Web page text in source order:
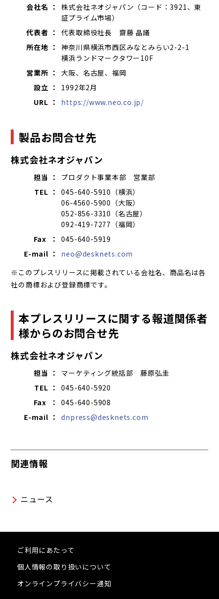
会社名 ：
株式会社ネオジャパン（コード：3921、東
証プライム市場）
代表者 ：
代表取締役社長 齋藤 晶議
所在地 ：
神奈川県横浜市西区みなとみらい2-2-1
横浜ランドマークタワー10F
営業所 ：
大阪、名古屋、福岡
設立 ：
1992年2月
URL ：
https://www.neo.co.jp/
製品お問合せ先
株式会社ネオジャパン
担当 ：
プロダクト事業本部 営業部
TEL ：
045-640-5910（横浜）
06-4560-5900（大阪）
052-856-3310（名古屋）
092-419-7277（福岡）
Fax ：
045-640-5919
E-mail ：
neo@desknets.com
※このプレスリリースに掲載されている会社名、商品名は各
社の商標および登録商標です。
本プレスリリースに関する報道関係者
様からのお問合せ先
株式会社ネオジャパン
担当 ：
マーケティング統括部 藤原弘圭
TEL ：
045-640-5920
Fax ：
045-640-5908
E-mail ：
dnpress@desknets.com
関連情報
ニュース
ご利用にあたって
個人情報の取り扱いについて
オンラインプライバシー通知